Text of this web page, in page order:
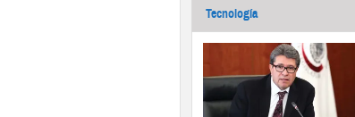
Tecnología